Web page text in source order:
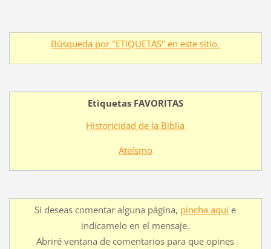
Búsqueda por "ETIQUETAS" en este sitio.
Etiquetas FAVORITAS
Historicidad de la Biblia
Ateísmo
Si deseas comentar alguna página, pincha aquí e
indícamelo en el mensaje.
Abriré ventana de comentarios para que opines